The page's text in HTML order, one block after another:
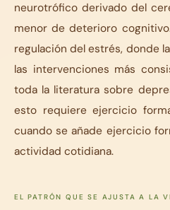
neurotrófico derivado del
menor de deterioro
regulación del estrés, donde
las intervenciones más
toda la literatura sobre
esto requiere ejercicio
cuando se añade ejercicio
actividad cotidiana.
EL PATRÓN QUE SE AJUSTA A LA